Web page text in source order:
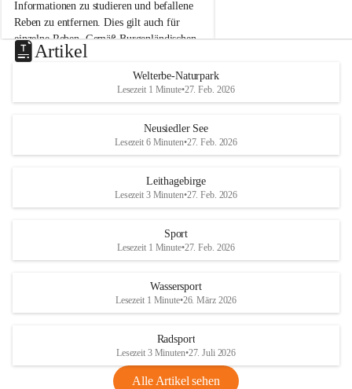
N
e
u
s
d
S
Informationen zu studieren und befallene
Reben zu entfernen. Dies gilt auch für
einzelne Reben. Gemäß Burgenländischen
Weinbaugesetz sind nicht gepflegte oder
unzulässige Weingärten zu roden! Bitte
helfen wir zusammen um unsere Winzer
vor den prognostizierten Ernteausfällen
und den daraus folgenden wirtschaftlichen
Maßnahmen zur Bekämpfung
Rebe und der Amerikanischen
Anhang VBl. EU Nr. 18
1 Seite•1,4 MB
VBl. EU Nr. 18_2026
u
e
d
r
S
Artikel
Welterbe-Naturpark
Lesezeit 1 Minute•27. Feb. 2026
Neusiedler See
Lesezeit 6 Minuten•27. Feb. 2026
Leithagebirge
Lesezeit 3 Minuten•27. Feb. 2026
Sport
Lesezeit 1 Minute•27. Feb. 2026
Wassersport
Lesezeit 1 Minute•26. März 2026
Radsport
Lesezeit 3 Minuten•27. Juli 2026
Alle Artikel sehen